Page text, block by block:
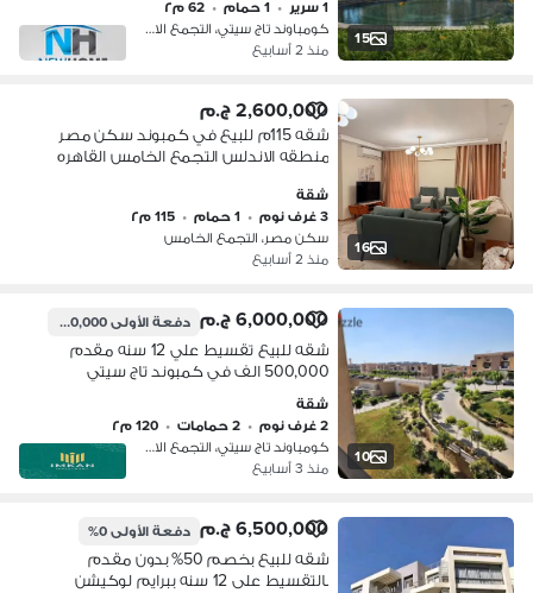
15
1 سرير
• 1 حمام • 62 م٢
كومباوند تاج سيتي، التجمع الاول
منذ 2 أسابيع
16
2,600,000 ج.م
شقه 115م للبيع في كمبوند سكن مصر
منطقه الاندلس التجمع الخامس القاهره
العين السخنه الجديد و دقائق ل محور
جمال عبدالناصر و محمد نجيب و كمبوند
هايد بارك و كمبوند ميفيدا و كمبوند
شقة
3 غرف نوم
• 1 حمام • 115 م٢
سكن مصر، التجمع الخامس
منذ 2 أسابيع
10
6,000,000 ج.م دفعة الأولى500,000 ج.م
شقه للبيع تقسيط علي 12 سنه مقدم
500,000 الف في كمبوند تاج سيتي
قريبه من ميفيدا و سور في سور مع
سيتي سنتر الماظه || taj city
شقة
2 غرف نوم
• 2 حمامات • 120 م٢
كومباوند تاج سيتي، التجمع الاول
منذ 3 أسابيع
6,500,000 ج.م دفعة الأولى0%
شقه للبيع بخصم 50% بدون مقدم
بالتقسيط على 12 سنه ببرايم لوكيشن